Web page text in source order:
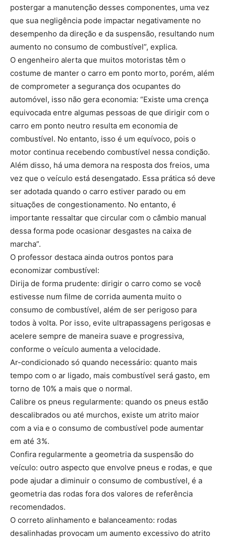
postergar a manutenção desses componentes, uma vez
que sua negligência pode impactar negativamente no
desempenho da direção e da suspensão, resultando num
aumento no consumo de combustível”, explica.
O engenheiro alerta que muitos motoristas têm o
costume de manter o carro em ponto morto, porém, além
de comprometer a segurança dos ocupantes do
automóvel, isso não gera economia: “Existe uma crença
equivocada entre algumas pessoas de que dirigir com o
carro em ponto neutro resulta em economia de
combustível. No entanto, isso é um equívoco, pois o
motor continua recebendo combustível nessa condição.
Além disso, há uma demora na resposta dos freios, uma
vez que o veículo está desengatado. Essa prática só deve
ser adotada quando o carro estiver parado ou em
situações de congestionamento. No entanto, é
importante ressaltar que circular com o câmbio manual
dessa forma pode ocasionar desgastes na caixa de
marcha”.
O professor destaca ainda outros pontos para
economizar combustível:
Dirija de forma prudente: dirigir o carro como se você
estivesse num filme de corrida aumenta muito o
consumo de combustível, além de ser perigoso para
todos à volta. Por isso, evite ultrapassagens perigosas e
acelere sempre de maneira suave e progressiva,
conforme o veículo aumenta a velocidade.
Ar-condicionado só quando necessário: quanto mais
tempo com o ar ligado, mais combustível será gasto, em
torno de 10% a mais que o normal.
Calibre os pneus regularmente: quando os pneus estão
descalibrados ou até murchos, existe um atrito maior
com a via e o consumo de combustível pode aumentar
em até 3%.
Confira regularmente a geometria da suspensão do
veículo: outro aspecto que envolve pneus e rodas, e que
pode ajudar a diminuir o consumo de combustível, é a
geometria das rodas fora dos valores de referência
recomendados.
O correto alinhamento e balanceamento: rodas
desalinhadas provocam um aumento excessivo do atrito